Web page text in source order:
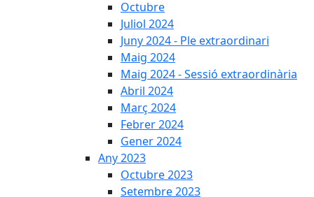
Octubre
Juliol 2024
Juny 2024 - Ple extraordinari
Maig 2024
Maig 2024 - Sessió extraordinària
Abril 2024
Març 2024
Febrer 2024
Gener 2024
Any 2023
Octubre 2023
Setembre 2023